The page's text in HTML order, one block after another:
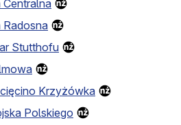
Radosna
Stutthofu
Krzyżówka
Polskiego